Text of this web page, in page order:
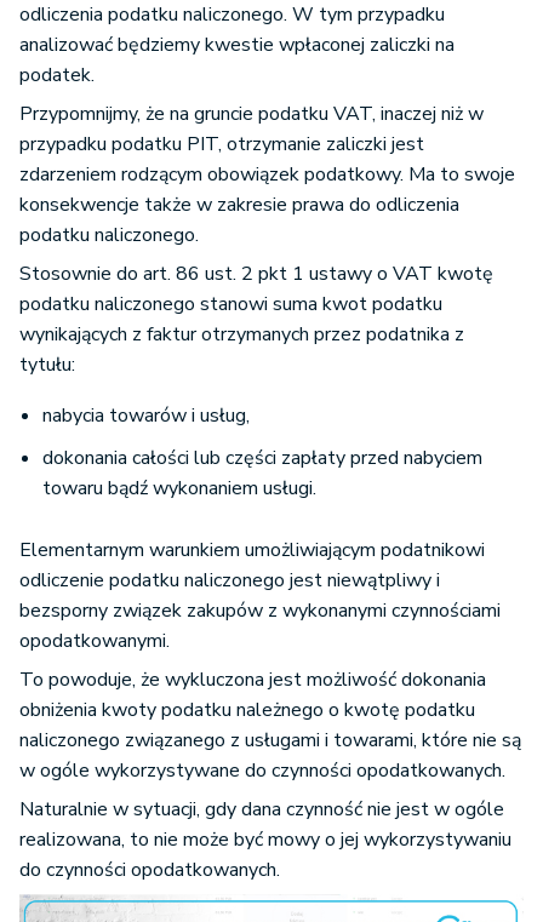
odliczenia podatku naliczonego. W tym przypadku
analizować będziemy kwestie wpłaconej zaliczki na
podatek.
Przypomnijmy, że na gruncie podatku VAT, inaczej niż w
przypadku podatku PIT, otrzymanie zaliczki jest
zdarzeniem rodzącym obowiązek podatkowy. Ma to swoje
konsekwencje także w zakresie prawa do odliczenia
podatku naliczonego.
Stosownie do art. 86 ust. 2 pkt 1 ustawy o VAT kwotę
podatku naliczonego stanowi suma kwot podatku
wynikających z faktur otrzymanych przez podatnika z
tytułu:
nabycia towarów i usług,
dokonania całości lub części zapłaty przed nabyciem
towaru bądź wykonaniem usługi.
Elementarnym warunkiem umożliwiającym podatnikowi
odliczenie podatku naliczonego jest niewątpliwy i
bezsporny związek zakupów z wykonanymi czynnościami
opodatkowanymi.
To powoduje, że wykluczona jest możliwość dokonania
obniżenia kwoty podatku należnego o kwotę podatku
naliczonego związanego z usługami i towarami, które nie są
w ogóle wykorzystywane do czynności opodatkowanych.
Naturalnie w sytuacji, gdy dana czynność nie jest w ogóle
realizowana, to nie może być mowy o jej wykorzystywaniu
do czynności opodatkowanych.